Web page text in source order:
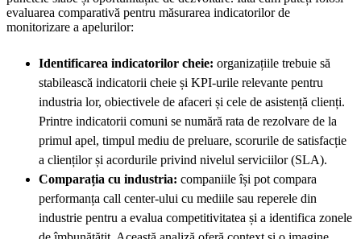
evaluarea comparativă pentru măsurarea indicatorilor de
monitorizare a apelurilor:
Identificarea indicatorilor cheie: organizațiile trebuie să
stabilească indicatorii cheie și KPI-urile relevante pentru
industria lor, obiectivele de afaceri și cele de asistență clienți.
Printre indicatorii comuni se numără rata de rezolvare de la
primul apel, timpul mediu de preluare, scorurile de satisfacție
a clienților și acordurile privind nivelul serviciilor (SLA).
Comparația cu industria: companiile își pot compara
performanța call center-ului cu mediile sau reperele din
industrie pentru a evalua competitivitatea și a identifica zonele